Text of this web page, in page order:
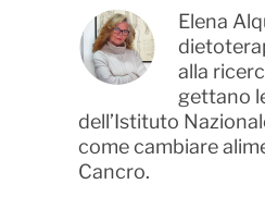
Elena
alla
gettano
dell’Istituto
come cambiare
Cancro.